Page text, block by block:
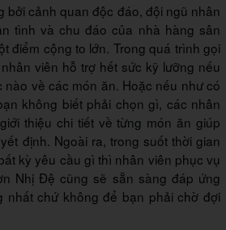
bởi cảnh quan độc đáo, đội ngũ nhân
tình và chu đáo của nhà hàng sân
điểm cộng to lớn. Trong quá trình gọi
viên hỗ trợ hết sức kỹ lưỡng nếu
nào về các món ăn. Hoặc nếu như có
không biết phải chọn gì, các nhân
thiệu chi tiết về từng món ăn giúp
định. Ngoài ra, trong suốt thời gian
kỳ yêu cầu gì thì nhân viên phục vụ
Nhị Đệ cũng sẽ sẵn sàng đáp ứng
nhất chứ không để bạn phải chờ đợi